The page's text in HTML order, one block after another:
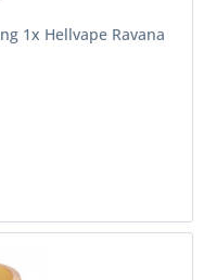
1x Hellvape Ravana